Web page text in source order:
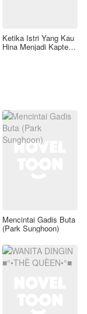
Ketika Istri Yang Kau
Hina Menjadi Kapten
Mencintai Gadis Buta
(Park Sunghoon)